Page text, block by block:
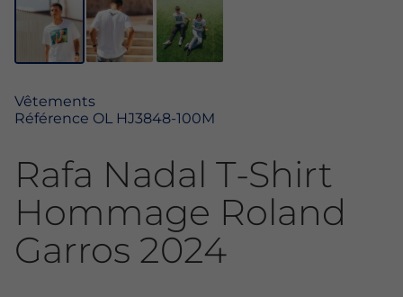
Vêtements
Référence OL HJ3848-100M
Rafa Nadal T-Shirt
Hommage Roland
Garros 2024